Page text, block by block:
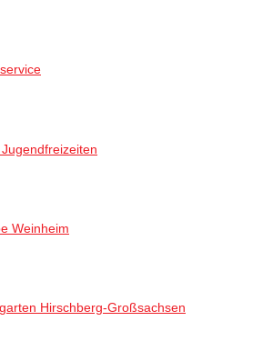
Weinheim
Hirschberg-Großsachsen